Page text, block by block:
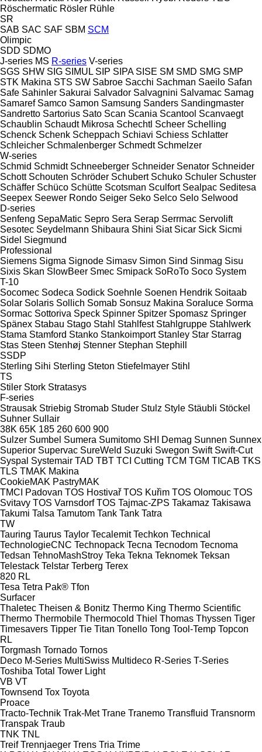
Röschermatic Rösler Rühle
SR
SAB SAC SAF SBM SCM
Olimpic
SDD SDMO
J-series MS R-series V-series
SGS SHW SIG SIMUL SIP SIPA SISE SM SMD SMG SMP
STK Makina STS SW Sabroe Sacchi Sachman Saeilo Safan
Safe Sahinler Sakurai Salvador Salvagnini Salvamac Samag
Samaref Samco Samon Samsung Sanders Sandingmaster
Sandretto Sartorius Sato Scan Scania Scantool Scanvaegt
Schaublin Schaudt Mikrosa Schechtl Scheer Schelling
Schenck Schenk Scheppach Schiavi Schiess Schlatter
Schleicher Schmalenberger Schmedt Schmelzer
W-series
Schmid Schmidt Schneeberger Schneider Senator Schneider
Schott Schouten Schröder Schubert Schuko Schuler Schuster
Schäffer Schüco Schütte Scotsman Sculfort Sealpac Seditesa
Seepex Seewer Rondo Seiger Seko Selco Selo Selwood
D-series
Senfeng SepaMatic Sepro Sera Serap Serrmac Servolift
Sesotec Seydelmann Shibaura Shini Siat Sicar Sick Sicmi
Sidel Siegmund
Professional
Siemens Sigma Signode Simasv Simon Sind Sinmag Sisu
Sixis Skan SlowBeer Smec Smipack SoRoTo Soco System
T-10
Socomec Sodeca Sodick Soehnle Soenen Hendrik Soitaab
Solar Solaris Sollich Somab Sonsuz Makina Soraluce Sorma
Sormac Sottoriva Speck Spinner Spitzer Spomasz Springer
Spänex Stabau Stago Stahl Stahlfest Stahlgruppe Stahlwerk
Stama Stamford Stanko Stankoimport Stanley Star Starrag
Stas Steen Stenhøj Stenner Stephan Stephill
SSDP
Sterling Sihi Sterling Steton Stiefelmayer Stihl
TS
Stiler Stork Stratasys
F-series
Strausak Striebig Stromab Studer Stulz Style Stäubli Stöckel
Suhner Sullair
38K 65K 185 260 600 900
Sulzer Sumbel Sumera Sumitomo SHI Demag Sunnen Sunnex
Superior Supervac SureWeld Suzuki Swegon Swift Swift-Cut
Syspal Systemair TAD TBT TCI Cutting TCM TGM TICAB TKS
TLS TMAK Makina
CookieMAK PastryMAK
TMCI Padovan TOS Hostivař TOS Kuřim TOS Olomouc TOS
Svitavy TOS Varnsdorf TOS Tajmac-ZPS Takamaz Takisawa
Takumi Talsa Tamutom Tank Tank Tatra
TW
Tauring Taurus Taylor Tecalemit Techkon Technical
TechnologieCNC Technopack Tecna Tecnodom Tecnoma
Tedsan TehnoMashStroy Teka Tekna Teknomek Teksan
Telestack Telstar Terberg Terex
820 RL
Tesa Tetra Pak® Tfon
Surfacer
Thaletec Theisen & Bonitz Thermo King Thermo Scientific
Thermo Thermobile Thermocold Thiel Thomas Thyssen Tiger
Timesavers Tipper Tie Titan Tonello Tong Tool-Temp Topcon
RL
Torgmash Tornado Tornos
Deco M-Series MultiSwiss Multideco R-Series T-Series
Toshiba Total Tower Light
VB VT
Townsend Tox Toyota
Proace
Tracto-Technik Trak-Met Trane Tranemo Transfluid Transnorm
Transpak Traub
TNK TNL
Treif Trennjaeger Trens Tria Trime